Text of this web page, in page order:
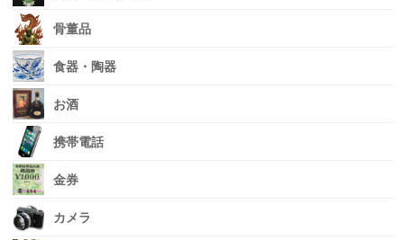
骨董品
食器・陶器
お酒
携帯電話
金券
カメラ